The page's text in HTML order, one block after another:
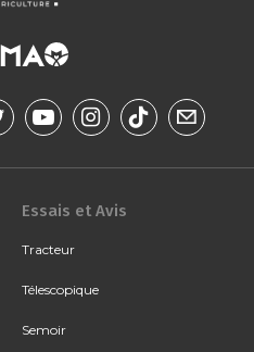
Essais et Avis
Tracteur
Télescopique
Semoir